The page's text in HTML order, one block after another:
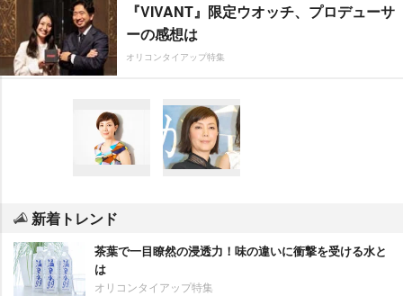
『VIVANT』限定ウオッチ、プロデューサ
ーの感想は
オリコンタイアップ特集
新着トレンド
茶葉で一目瞭然の浸透力！味の違いに衝撃を受ける水と
は
オリコンタイアップ特集